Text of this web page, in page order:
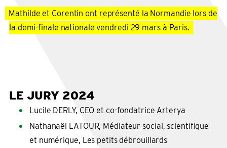
Mathilde et Corentin ont représenté la Normandie lors de
la demi-finale nationale vendredi 29 mars à Paris.
LE JURY 2024
Lucile DERLY, CEO et co-fondatrice Arterya
Nathanaël LATOUR, Médiateur social, scientifique
et numérique, Les petits débrouillards